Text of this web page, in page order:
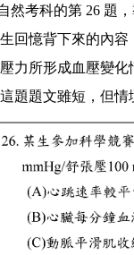
然考科的第 26 題
回憶背下來的內
力所形成血壓變
題題文雖短，但